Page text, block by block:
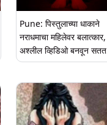
Pune: पिस्तुलाच्या धाकाने
नराधमाचा महिलेवर बलात्कार,
अश्लील व्हिडिओ बनवून सतत
अत्याचार, पुणे येथील घटना